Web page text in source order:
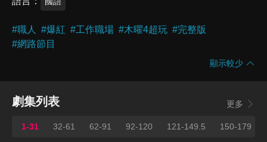
#職人 #爆紅 #工作職場 #木曜4超玩 #完整版
#網路節目
顯示較少
劇集列表 更多
1-31 32-61 62-91 92-120 121-149.5 150-179